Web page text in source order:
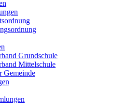
Grundschule
Mittelschule
Gemeinde